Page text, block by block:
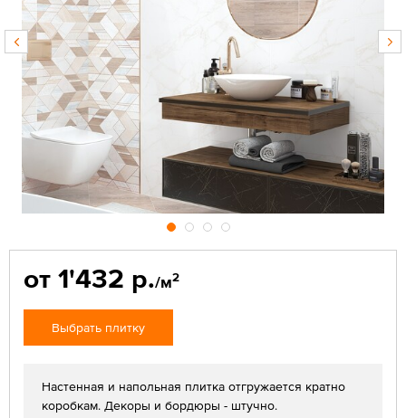
от 1'432 р./м2
Выбрать плитку
Настенная и напольная плитка отгружается кратно
коробкам. Декоры и бордюры - штучно.